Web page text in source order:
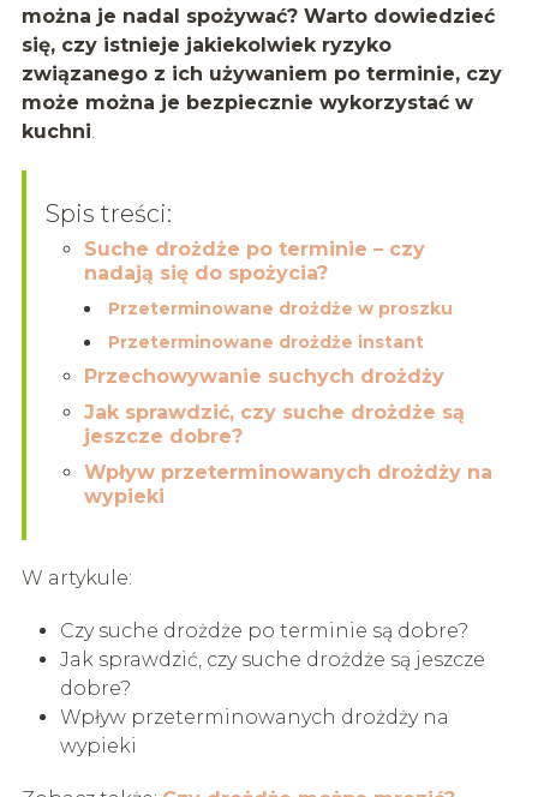
można je nadal spożywać? Warto dowiedzieć
się, czy istnieje jakiekolwiek ryzyko
związanego z ich używaniem po terminie, czy
może można je bezpiecznie wykorzystać w
kuchni.
Spis treści:
Suche drożdże po terminie – czy
nadają się do spożycia?
Przeterminowane drożdże w proszku
Przeterminowane drożdże instant
Przechowywanie suchych drożdży
Jak sprawdzić, czy suche drożdże są
jeszcze dobre?
Wpływ przeterminowanych drożdży na
wypieki
W artykule:
Czy suche drożdże po terminie są dobre?
Jak sprawdzić, czy suche drożdże są jeszcze
dobre?
Wpływ przeterminowanych drożdży na
wypieki